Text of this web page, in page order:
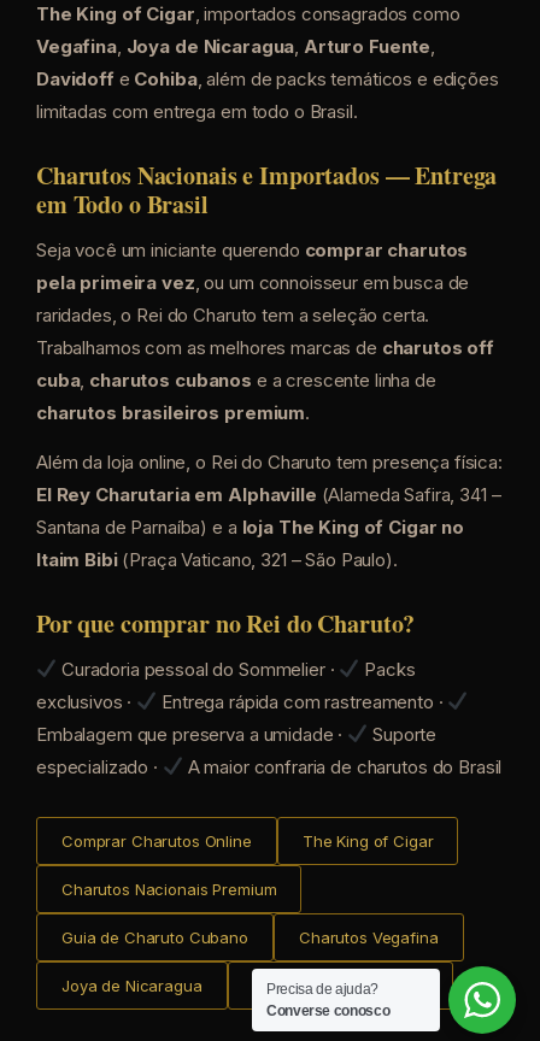
Precisa de ajuda?
Converse conosco
The King of Cigar, importados consagrados como
Vegafina, Joya de Nicaragua, Arturo Fuente,
Davidoff e Cohiba, além de packs temáticos e edições
limitadas com entrega em todo o Brasil.
Charutos Nacionais e Importados — Entrega
em Todo o Brasil
Seja você um iniciante querendo comprar charutos
pela primeira vez, ou um connoisseur em busca de
raridades, o Rei do Charuto tem a seleção certa.
Trabalhamos com as melhores marcas de charutos off
cuba, charutos cubanos e a crescente linha de
charutos brasileiros premium.
Além da loja online, o Rei do Charuto tem presença física:
El Rey Charutaria em Alphaville (Alameda Safira, 341 –
Santana de Parnaíba) e a loja The King of Cigar no
Itaim Bibi(Praça Vaticano, 321 – São Paulo).
Por que comprar no Rei do Charuto?
Curadoria pessoal do Sommelier ·
Packs
exclusivos ·
Entrega rápida com rastreamento ·
Embalagem que preserva a umidade ·
Suporte
especializado ·
A maior confraria de charutos do Brasil
Comprar Charutos Online The King of Cigar
Charutos Nacionais Premium
Guia de Charuto Cubano Charutos Vegafina
Joya de Nicaragua Charutos em São Paulo